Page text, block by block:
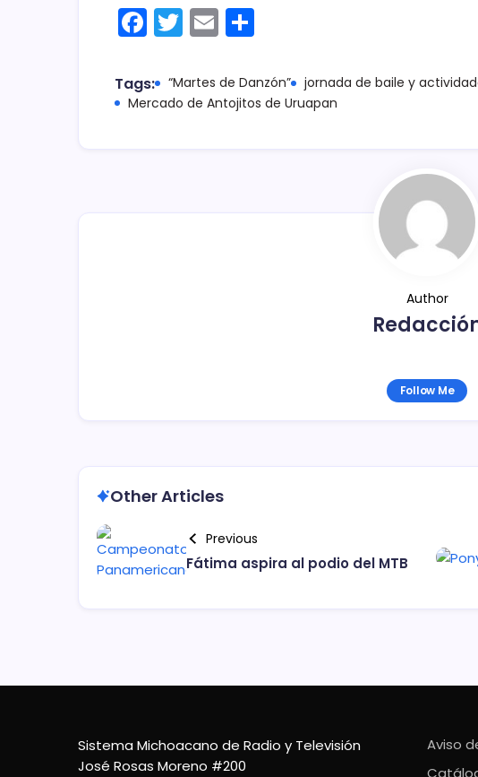
F
a
c
e
T
w
itt
er
E
m
ai
l
m
p
Tags: “Martes de Danzón”
jornada de baile y
Mercado de Antojitos de Uruapan
Author
Follow Me
Other Articles
Previous
Fátima aspira al podio del MTB
Sistema Michoacano de Radio y Televisión
José Rosas Moreno #200
Aviso